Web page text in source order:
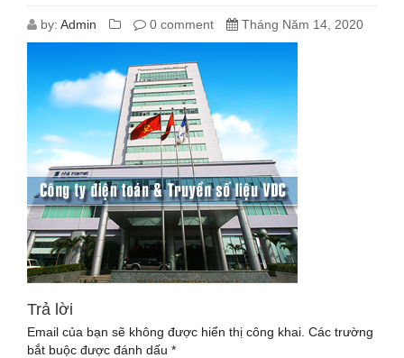
by: Admin 0 comment Tháng Năm 14, 2020
Trả lời
Email của bạn sẽ không được hiển thị công khai. Các trường
bắt buộc được đánh dấu *